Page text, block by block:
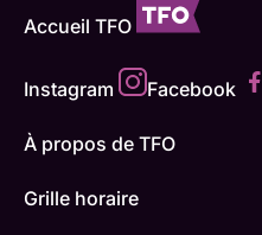
Accueil TFO
Instagram Facebook
À propos de TFO
Grille horaire